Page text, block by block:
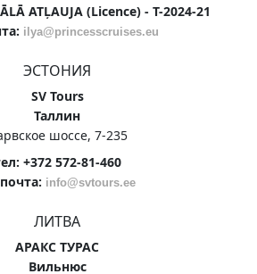
ATĻAUJA (Licence) - T-2024-21
ilya@princesscruises.eu
ЭСТОНИЯ
SV Tours
Таллин
шоссе, 7-235
+372 572-81-460
info@svtours.ee
ЛИТВА
АРАКС ТУРАС
Вильнюс